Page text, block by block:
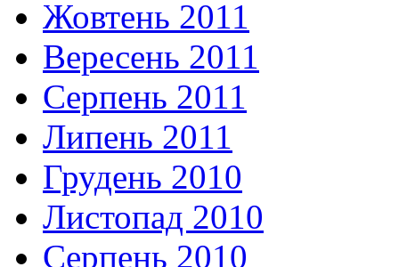
Жовтень 2011
Вересень 2011
Серпень 2011
Липень 2011
Грудень 2010
Листопад 2010
Серпень 2010